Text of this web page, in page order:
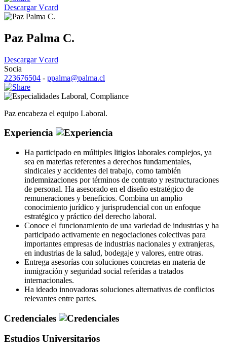
Descargar Vcard
Paz Palma C.
Descargar Vcard
Socia
223676504 - ppalma@palma.cl
Laboral, Compliance
Paz encabeza el equipo Laboral.
Experiencia
Ha participado en múltiples litigios laborales complejos, ya
sea en materias referentes a derechos fundamentales,
sindicales y accidentes del trabajo, como también
indemnizaciones por términos de contrato y restructuraciones
de personal. Ha asesorado en el diseño estratégico de
remuneraciones y beneficios. Combina un amplio
conocimiento jurídico y jurisprudencial con un enfoque
estratégico y práctico del derecho laboral.
Conoce el funcionamiento de una variedad de industrias y ha
participado activamente en negociaciones colectivas para
importantes empresas de industrias nacionales y extranjeras,
en industrias de la salud, bodegaje y valores, entre otras.
Entrega asesorías con soluciones concretas en materia de
inmigración y seguridad social referidas a tratados
internacionales.
Ha ideado innovadoras soluciones alternativas de conflictos
relevantes entre partes.
Credenciales
Estudios Universitarios